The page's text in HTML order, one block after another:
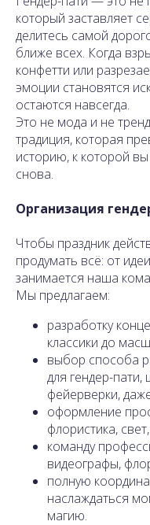
который заставляет
делитесь самой
ближе всех. Когда
конфетти или
эмоции становятся
остаются навсегда.
Это не мода и не
традиция, которая
историю, к которой
снова.
Организация
Чтобы праздник
продумать всё: от
занимается наша
Мы предлагаем:
разработку
классики до
выбор способа
для гендер-пати,
фейерверки,
оформление
флористика,
команду
видеографы,
полную
наслаждаться
магию.